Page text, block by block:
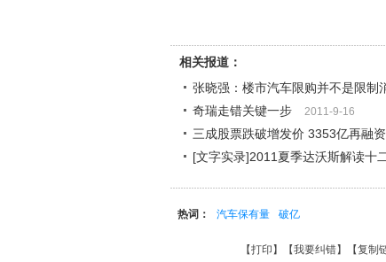
相关报道：
张晓强：楼市汽车限购并不是限制
奇瑞走错关键一步 2011-9-16
三成股票跌破增发价 3353亿再融资
[文字实录]2011夏季达沃斯解读十
热词： 汽车保有量 破亿
【打印 】【我要纠错】【复制